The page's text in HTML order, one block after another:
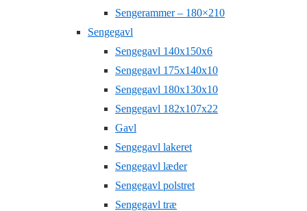
Sengerammer – 180×210
Sengegavl
Sengegavl 140x150x6
Sengegavl 175x140x10
Sengegavl 180x130x10
Sengegavl 182x107x22
Gavl
Sengegavl lakeret
Sengegavl læder
Sengegavl polstret
Sengegavl træ